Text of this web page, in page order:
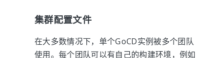
集群配置文件
在大多数情况下，单个GoCD实例被多个团队
使用。每个团队可以有自己的构建环境，例如